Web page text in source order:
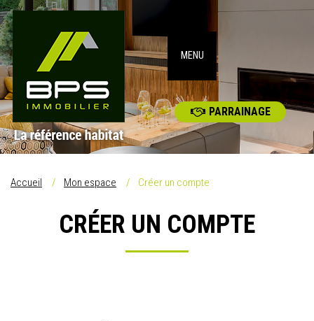
MENU
PARRAINAGE
Accueil Mon espace Créer un compte
CRÉER UN COMPTE